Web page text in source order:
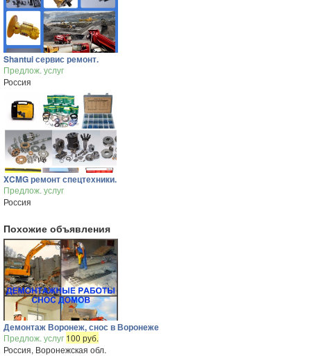
Shantui сервис ремонт.
Предлож. услуг
Россия
XCMG ремонт спецтехники.
Предлож. услуг
Россия
Похожие объявления
Демонтаж Воронеж, снос в Воронеже
Предлож. услуг 100 руб.
Россия, Воронежская обл.